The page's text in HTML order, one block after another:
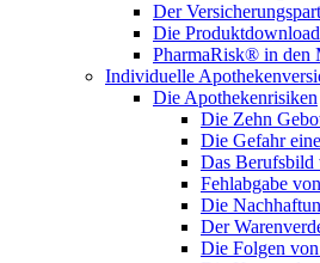
Der
Die
PharmaRisk® in den
Individuelle
Die Apothekenrisiken
Die Zehn
Die Gefahr
Das
Fehlabgabe
Die
Der
Die Folgen